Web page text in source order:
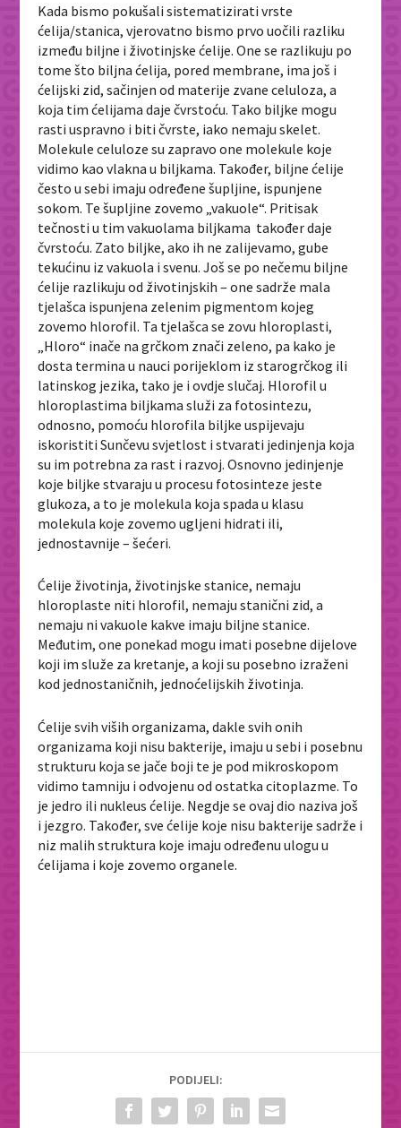
Kada bismo pokušali sistematizirati vrste
ćelija/stanica, vjerovatno bismo prvo uočili razliku
između biljne i životinjske ćelije. One se razlikuju po
tome što biljna ćelija, pored membrane, ima još i
ćelijski zid, sačinjen od materije zvane celuloza, a
koja tim ćelijama daje čvrstoću. Tako biljke mogu
rasti uspravno i biti čvrste, iako nemaju skelet.
Molekule celuloze su zapravo one molekule koje
vidimo kao vlakna u biljkama. Također, biljne ćelije
često u sebi imaju određene šupljine, ispunjene
sokom. Te šupljine zovemo „vakuole“. Pritisak
tečnosti u tim vakuolama biljkama također daje
čvrstoću. Zato biljke, ako ih ne zalijevamo, gube
tekućinu iz vakuola i svenu. Još se po nečemu biljne
ćelije razlikuju od životinjskih – one sadrže mala
tjelašca ispunjena zelenim pigmentom kojeg
zovemo hlorofil. Ta tjelašca se zovu hloroplasti,
„Hloro“ inače na grčkom znači zeleno, pa kako je
dosta termina u nauci porijeklom iz starogrčkog ili
latinskog jezika, tako je i ovdje slučaj. Hlorofil u
hloroplastima biljkama služi za fotosintezu,
odnosno, pomoću hlorofila biljke uspijevaju
iskoristiti Sunčevu svjetlost i stvarati jedinjenja koja
su im potrebna za rast i razvoj. Osnovno jedinjenje
koje biljke stvaraju u procesu fotosinteze jeste
glukoza, a to je molekula koja spada u klasu
molekula koje zovemo ugljeni hidrati ili,
jednostavnije – šećeri.
Ćelije životinja, životinjske stanice, nemaju
hloroplaste niti hlorofil, nemaju stanični zid, a
nemaju ni vakuole kakve imaju biljne stanice.
Međutim, one ponekad mogu imati posebne dijelove
koji im služe za kretanje, a koji su posebno izraženi
kod jednostaničnih, jednoćelijskih životinja.
Ćelije svih viših organizama, dakle svih onih
organizama koji nisu bakterije, imaju u sebi i posebnu
strukturu koja se jače boji te je pod mikroskopom
vidimo tamniju i odvojenu od ostatka citoplazme. To
je jedro ili nukleus ćelije. Negdje se ovaj dio naziva još
i jezgro. Također, sve ćelije koje nisu bakterije sadrže i
niz malih struktura koje imaju određenu ulogu u
ćelijama i koje zovemo organele.
PODIJELI: